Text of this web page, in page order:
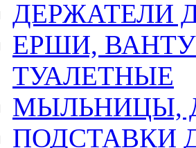
ДЕРЖАТЕЛИ
ЕРШИ,
ТУАЛЕТНЫЕ
МЫЛЬНИЦЫ,
ПОДСТАВКИ